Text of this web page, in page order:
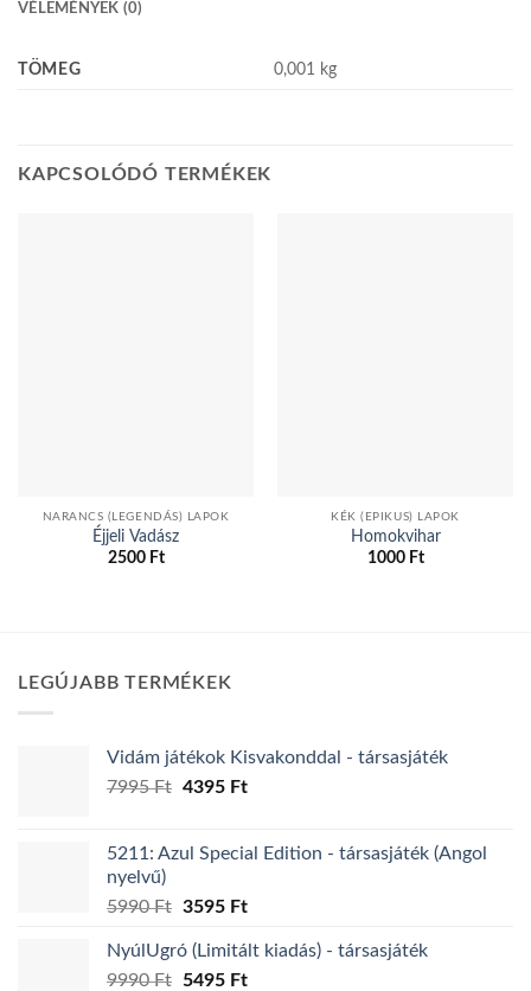
VÉLEMÉNYEK (0)
TÖMEG 0,001 kg
KAPCSOLÓDÓ TERMÉKEK
NARANCS (LEGENDÁS) LAPOK
Éjjeli Vadász
2500 Ft
KÉK (EPIKUS) LAPOK
Homokvihar
1000 Ft
LEGÚJABB TERMÉKEK
Vidám játékok Kisvakonddal - társasjáték
7995Ft Original
7995 Ft.
4395 FtCurrent
4395 Ft.
5211: Azul Special Edition - társasjáték (Angol
nyelvű)
5990Ft Original
was:
5990 Ft.
3595 FtCurrent
is:
3595 Ft.
NyúlUgró (Limitált kiadás) - társasjáték
9990Ft
Original
5495 FtCurrent